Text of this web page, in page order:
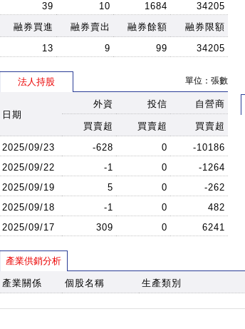
39
10 1684
34205
融券買進
融券賣出 融券餘額
融券限額
13
9 99 34205
法人持股 單位：張數
日期
外資 投信 自營商
買賣超 買賣超
買賣超
2025/09/23
-628 0
-10186
2025/09/22
-1 0
-1264
2025/09/19
5 0
-262
2025/09/18
-1 0
482
2025/09/17
309 0 6241
產業供銷分析
產業關係 個股名稱 生產類別